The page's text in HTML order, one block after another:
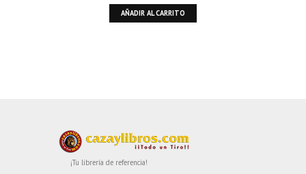
AÑADIR AL CARRITO
¡Tu librería de referencia!